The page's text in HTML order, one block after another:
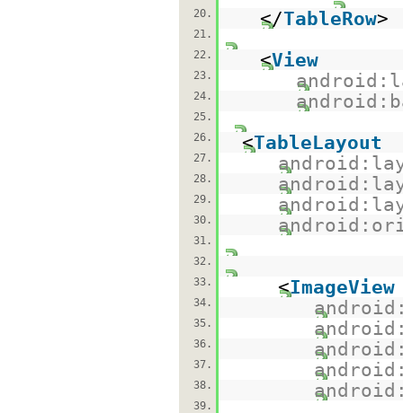
20.
</TableRow>
21.
22.
<View
23.
24.
25.
26.
<TableLayout
27.
28.
29.
30.
31.
32.
33.
<ImageView
34.
35.
36.
37.
38.
39.